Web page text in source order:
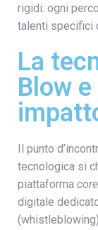
rigidi: ogni
talenti specifici
La
Blow
Il punto
tecnologica si
piattaforma
digitale